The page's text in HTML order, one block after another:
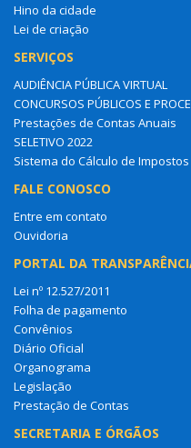
Hino da cidade
Lei de criação
SERVIÇOS
AUDIÊNCIA PÚBLICA VIRTUAL
CONCURSOS PÚBLICOS E
Prestações de Contas Anuais
SELETIVO 2022
Sistema do Cálculo de Impostos
FALE CONOSCO
Entre em contato
Ouvidoria
PORTAL DA
Lei nº 12.527/2011
Folha de pagamento
Convênios
Diário Oficial
Organograma
Legislação
Prestação de Contas
SECRETARIA E ÓRGÃOS